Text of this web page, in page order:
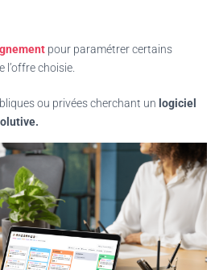
pour paramétrer certains
l’offre choisie.
ou privées cherchant un logiciel